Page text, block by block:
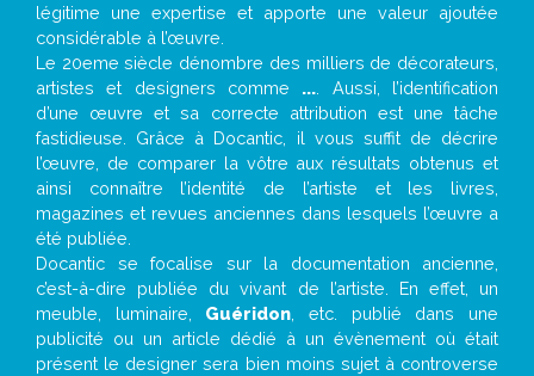
légitime une expertise et apporte une valeur ajoutée
considérable à l’œuvre.
Le 20eme siècle dénombre des milliers de décorateurs,
artistes et designers comme ... . Aussi, l’identification
d’une œuvre et sa correcte attribution est une tâche
fastidieuse. Grâce à Docantic, il vous suffit de décrire
l’œuvre, de comparer la vôtre aux résultats obtenus et
ainsi connaître l’identité de l’artiste et les livres,
magazines et revues anciennes dans lesquels l’œuvre a
été publiée.
Docantic se focalise sur la documentation ancienne,
c’est-à-dire publiée du vivant de l’artiste. En effet, un
meuble, luminaire, Guéridon , etc. publié dans une
publicité ou un article dédié à un évènement où était
présent le designer sera bien moins sujet à controverse